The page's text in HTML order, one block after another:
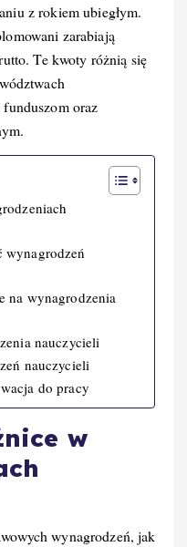
z rokiem ubiegłym.
zarabiają
Te kwoty różnią się
oraz
wynagrodzeń
na wynagrodzenia
nauczycieli
nauczycieli
do pracy
w
wynagrodzeń, jak